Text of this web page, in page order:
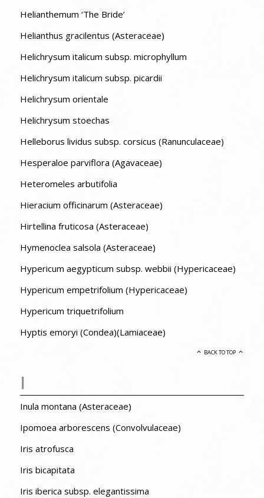
Helianthemum ‘The Bride’
Helianthus gracilentus (Asteraceae)
Helichrysum italicum subsp. microphyllum
Helichrysum italicum subsp. picardii
Helichrysum orientale
Helichrysum stoechas
Helleborus lividus subsp. corsicus (Ranunculaceae)
Hesperaloe parviflora (Agavaceae)
Heteromeles arbutifolia
Hieracium officinarum (Asteraceae)
Hirtellina fruticosa (Asteraceae)
Hymenoclea salsola (Asteraceae)
Hypericum aegypticum subsp. webbii (Hypericaceae)
Hypericum empetrifolium (Hypericaceae)
Hypericum triquetrifolium
Hyptis emoryi (Condea)(Lamiaceae)
BACK TO TOP
I
Inula montana (Asteraceae)
Ipomoea arborescens (Convolvulaceae)
Iris atrofusca
Iris bicapitata
Iris iberica subsp. elegantissima